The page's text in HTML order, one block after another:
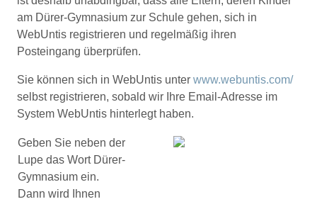
am Dürer-Gymnasium zur Schule gehen, sich in
WebUntis registrieren und regelmäßig ihren
Posteingang überprüfen.
Sie können sich in WebUntis unter www.webuntis.com/
selbst registrieren, sobald wir Ihre Email-Adresse im
System WebUntis hinterlegt haben.
Geben Sie neben der
Lupe das Wort Dürer-
Gymnasium ein.
Dann wird Ihnen